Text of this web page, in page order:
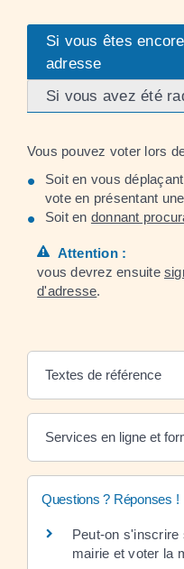
Si vous êtes
adresse
Si vous avez été
Vous pouvez voter lors
Soit en vous
vote en présentant une
Soit en donnant
Attention :
vous devrez ensuite
d'adresse.
Textes de référence
Services en ligne et
Questions ? Réponses !
Peut-on s'inscrire
mairie et voter la